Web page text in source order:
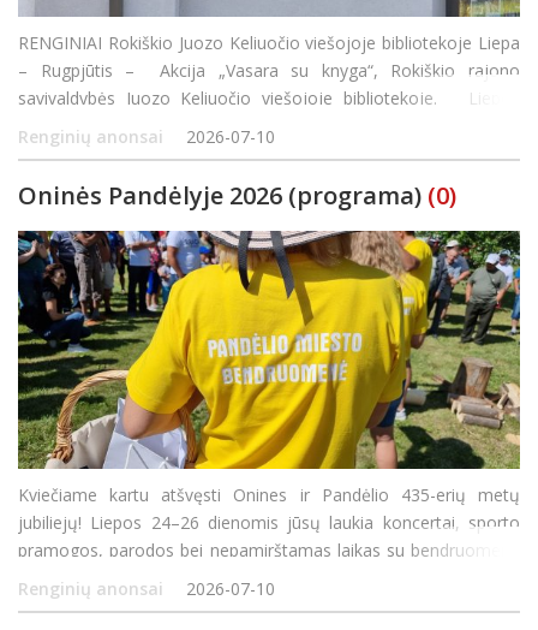
RENGINIAI Rokiškio Juozo Keliuočio viešojoje bibliotekoje Liepa
– Rugpjūtis – Akcija „Vasara su knyga“, Rokiškio rajono
savivaldybės Juozo Keliuočio viešojoje bibliotekoje. Liepos
mėnesį – Akcija „Draugystės laiš
Renginių anonsai 2026-07-10
Oninės Pandėlyje 2026 (programa) (0)
Kviečiame kartu atšvęsti Onines ir Pandėlio 435-erių metų
jubiliejų! Liepos 24–26 dienomis jūsų laukia koncertai, sporto
pramogos, parodos bei nepamirštamas laikas su bendruomene
– švęskime kartu!
Renginių anonsai 2026-07-10